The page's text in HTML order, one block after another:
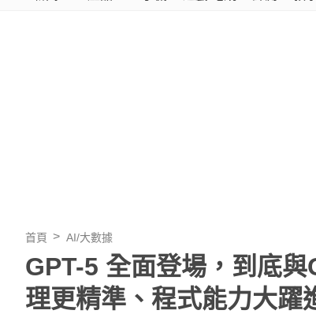
首頁 AI/大數據
GPT-5 全面登場，到底
理更精準、程式能力大躍